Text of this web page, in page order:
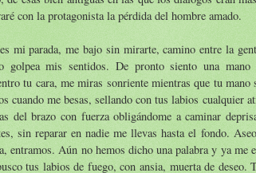
con la protagonista la pérdida del hombre amado.
mi parada, me bajo sin mirarte, camino entre la
golpea mis sentidos. De pronto siento una
tu cara, me miras sonriente mientras que tu mano
cuando me besas, sellando con tus labios cualquier
del brazo con fuerza obligándome a caminar
sin reparar en nadie me llevas hasta el fondo.
entramos. Aún no hemos dicho una palabra y ya me
tus labios de fuego, con ansia, muerta de deseo.